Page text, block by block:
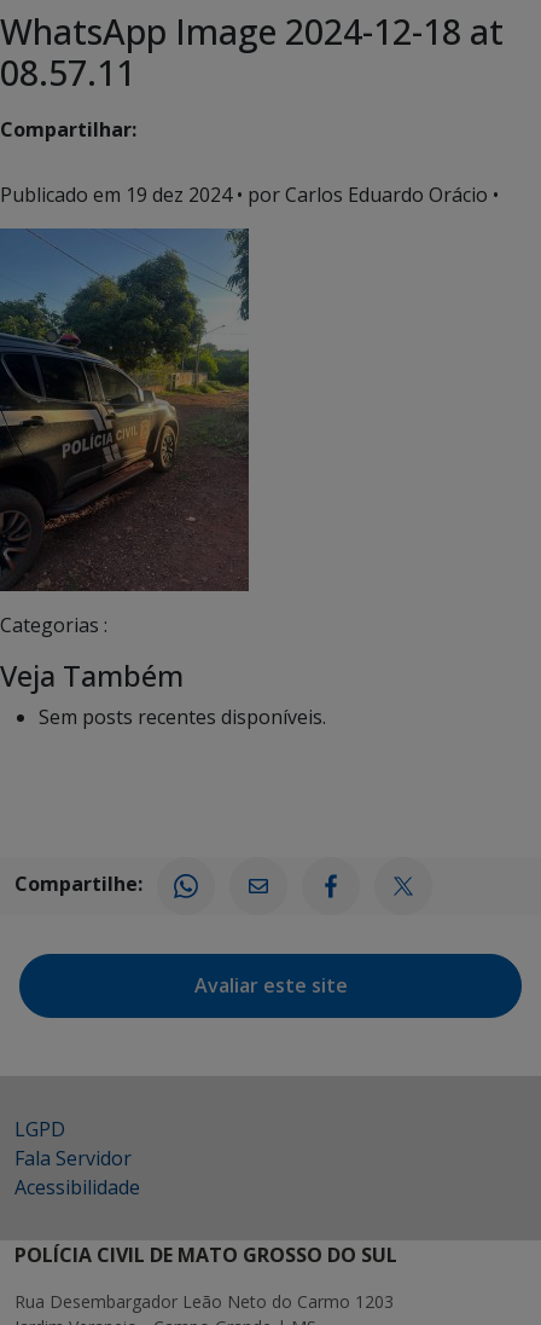
WhatsApp Image 2024-12-18 at
08.57.11
Compartilhar:
Publicado em 19 dez 2024• por Carlos Eduardo Orácio •
Categorias :
Veja Também
Sem posts recentes disponíveis.
Compartilhe:
Avaliar este site
LGPD
Fala Servidor
Acessibilidade
POLÍCIA CIVIL DE MATO GROSSO DO SUL
Rua Desembargador Leão Neto do Carmo 1203